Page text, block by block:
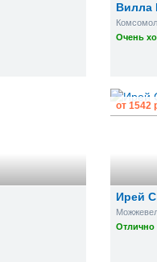
Вилла
Очень
Ирей
Отлично
от 1542